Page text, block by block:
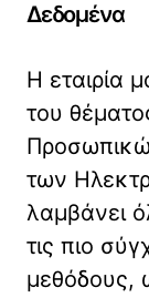
Δεδομένα
Η εταιρία
του
των
λαμβάνει
τις πιο
μεθόδους,